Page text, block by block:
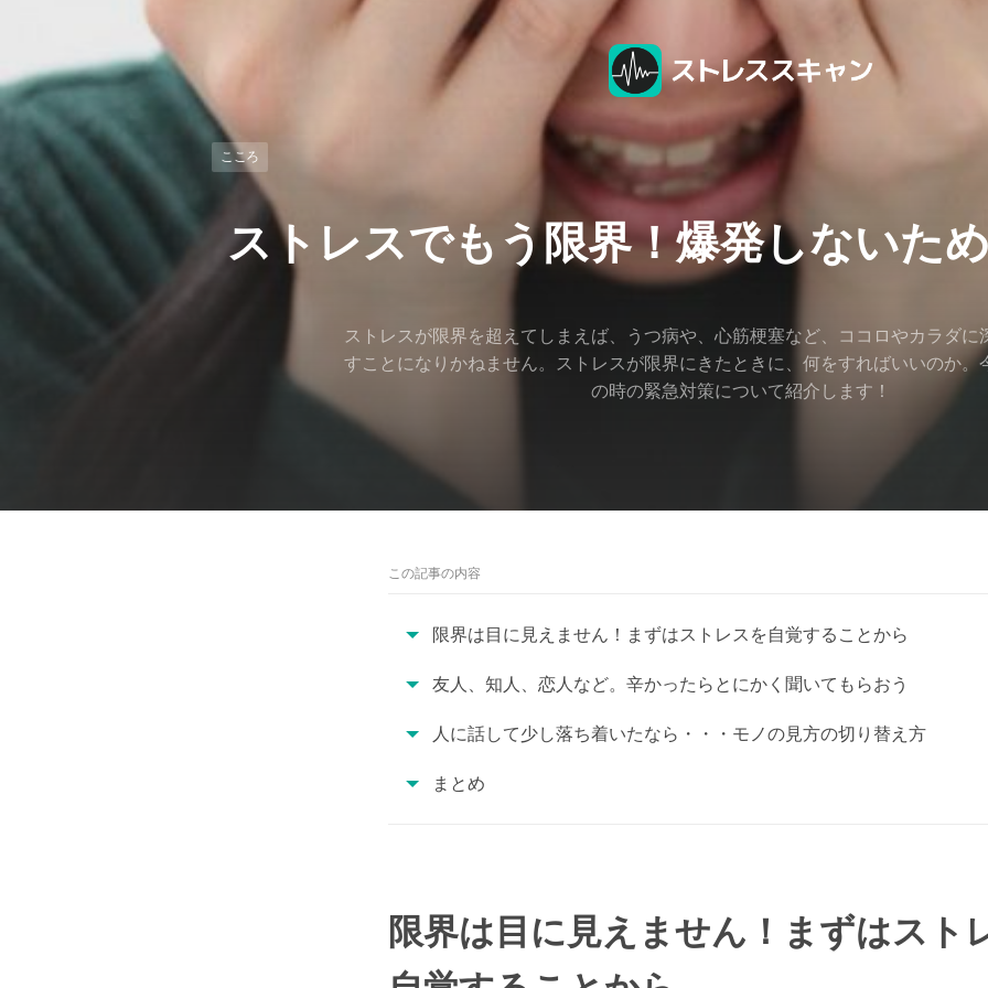
こころ
ストレスでもう限界！爆発しないた
ストレスが限界を超えてしまえば、うつ病や、心筋梗塞など、ココロやカラダに
すことになりかねません。ストレスが限界にきたときに、何をすればいいのか。
の時の緊急対策について紹介します！
この記事の内容
限界は目に見えません！まずはストレスを自覚することから
友人、知人、恋人など。辛かったらとにかく聞いてもらおう
人に話して少し落ち着いたなら・・・モノの見方の切り替え方
まとめ
限界は目に見えません！まずはスト